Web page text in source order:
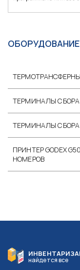
ТЕРМИНАЛЫ
ТЕРМИНАЛЫ СБОРА
ПРИНТЕР GODEX
НОМЕРОВ
найдется все